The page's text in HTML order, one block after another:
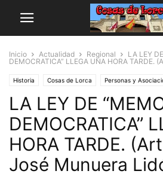
Inicio Actualidad Regional
LA LEY
DEMOCRATICA” LLEGA UNA HORA TARDE.
Historia Cosas de Lorca Personas y
Regional
LA LEY DE
DEMOCRATICA”
HORA TARDE.
José Munuera